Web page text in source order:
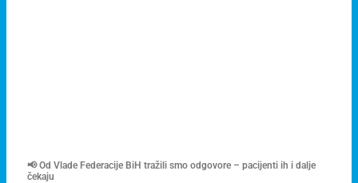
📢 Od Vlade Federacije BiH tražili smo odgovore – pacijenti ih i dalje
čekaju